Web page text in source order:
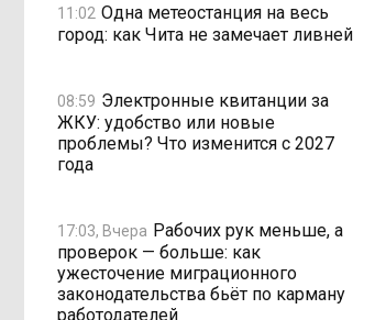
11:02 Одна метеостанция на весь
город: как Чита не замечает ливней
08:59 Электронные квитанции за
ЖКУ: удобство или новые
проблемы? Что изменится с 2027
года
17:03, Вчера Рабочих рук меньше, а
проверок — больше: как
ужесточение миграционного
законодательства бьёт по карману
работодателей